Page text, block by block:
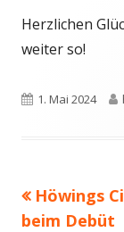
Herzlichen
weiter so!
Veröffentlicht
1. Mai 2024
Vorheriger
Beitrag:
Höwings
beim Debüt